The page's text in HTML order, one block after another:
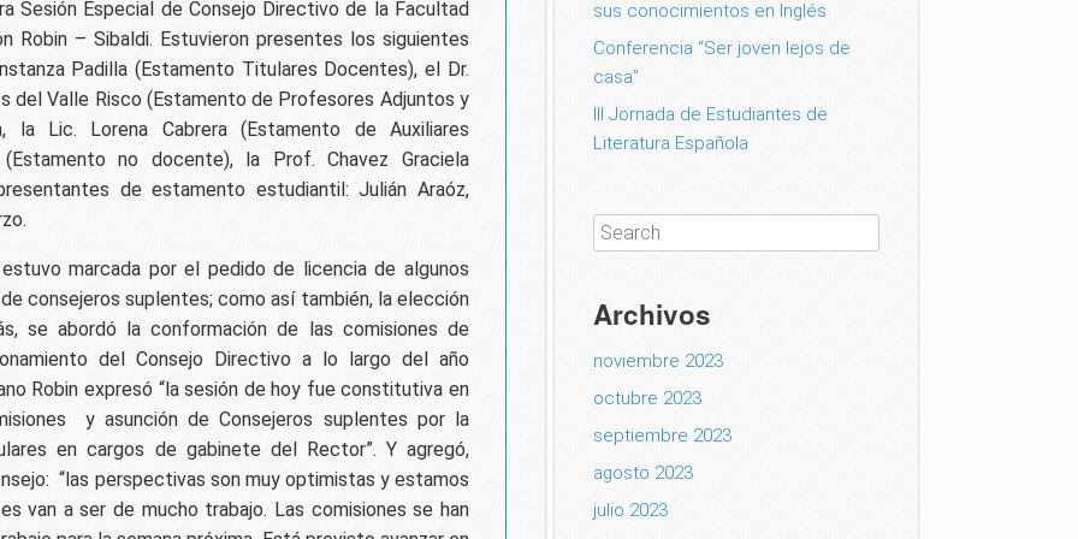
Sesión Especial de Consejo Directivo de la Facultad
Robin – Sibaldi. Estuvieron presentes los siguientes
Padilla (Estamento Titulares Docentes), el Dr.
del Valle Risco (Estamento de Profesores Adjuntos y
la Lic. Lorena Cabrera (Estamento de Auxiliares
no docente), la Prof. Chavez Graciela
de estamento estudiantil: Julián Araóz,
marcada por el pedido de licencia de algunos
consejeros suplentes; como así también, la elección
se abordó la conformación de las comisiones de
del Consejo Directivo a lo largo del año
Robin expresó “la sesión de hoy fue constitutiva en
y asunción de Consejeros suplentes por la
en cargos de gabinete del Rector”. Y agregó,
“las perspectivas son muy optimistas y estamos
van a ser de mucho trabajo. Las comisiones se han
sus conocimientos en Inglés
Conferencia “Ser joven lejos de
casa”
III Jornada de Estudiantes de
Literatura Española
Archivos
noviembre 2023
octubre 2023
septiembre 2023
agosto 2023
julio 2023